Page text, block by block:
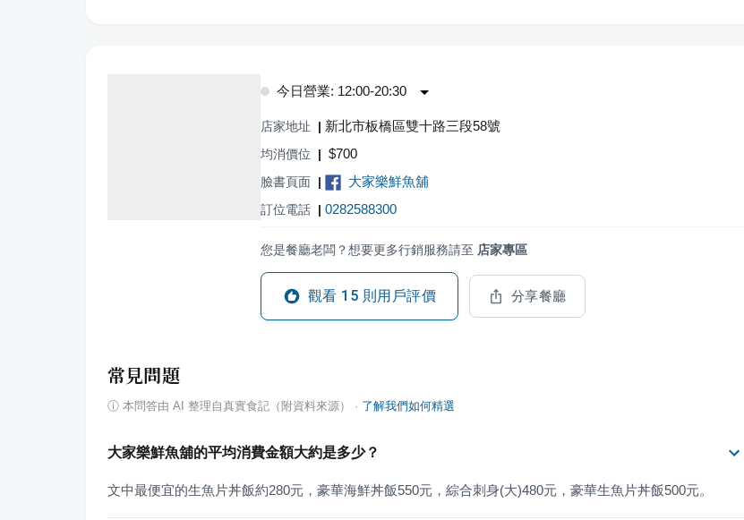
今日營業: 12:00-20:30
店家地址 | 新北市板橋區雙十路三段58號
均消價位 | $700
臉書頁面 | 大家樂鮮魚舖
訂位電話 | 0282588300
您是餐廳老闆？想要更多行銷服務請至 店家專區
觀看 15 則用戶評價 分享餐廳
常見問題
ⓘ 本問答由 AI 整理自真實食記（附資料來源） · 了解我們如何精選
大家樂鮮魚舖的平均消費金額大約是多少？
文中最便宜的生魚片丼飯約280元，豪華海鮮丼飯550元，綜合刺身(大)480元，豪華生魚片丼飯500元。